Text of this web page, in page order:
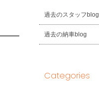
過去のスタッフblog
過去の納車blog
Categories